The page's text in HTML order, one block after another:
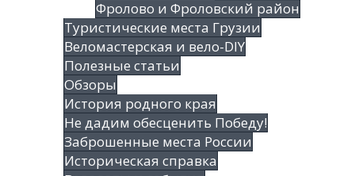
Фролово и Фроловский район
Туристические места Грузии
Веломастерская и вело-DIY
Полезные статьи
Обзоры
История родного края
Не дадим обесценить Победу!
Заброшенные места России
Историческая справка